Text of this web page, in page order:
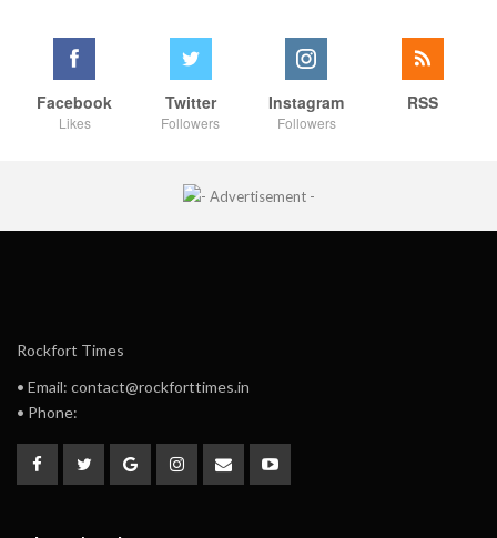
Facebook
Likes
Twitter
Followers
Instagram
Followers
RSS
Rockfort Times
• Email: contact@rockforttimes.in
• Phone: